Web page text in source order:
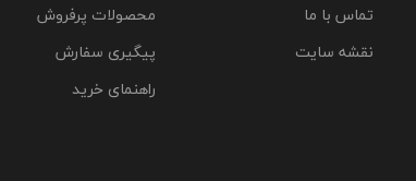
تماس با ما
نقشه سایت
محصولات پرفروش
پیگیری سفارش
راهنمای خرید